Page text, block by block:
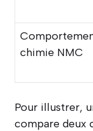
chimie NMC
Pour illustrer,
compare deux